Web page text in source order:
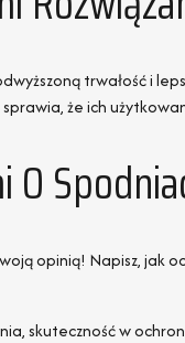
trwałość i
że ich
opinią! Napisz,
skuteczność w